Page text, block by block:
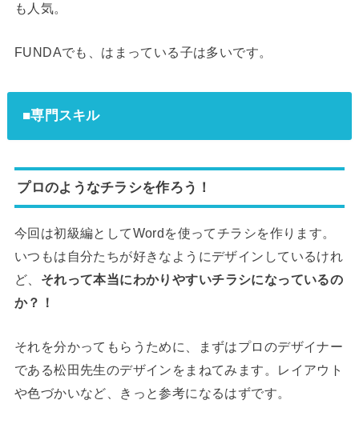
も人気。
FUNDAでも、はまっている子は多いです。
■専門スキル
プロのようなチラシを作ろう！
今回は初級編としてWordを使ってチラシを作ります。
いつもは自分たちが好きなようにデザインしているけれ
ど、 それって本当にわかりやすいチラシになっているの
か？！
それを分かってもらうために、まずはプロのデザイナー
である松田先生のデザインをまねてみます。レイアウト
や色づかいなど、きっと参考になるはずです。